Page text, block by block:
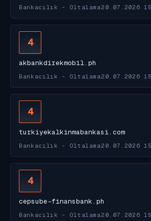
Bankacılık - Oltalama20.07.2026
4
akbankdirekmobil.ph
Bankacılık - Oltalama20.07.2026
4
turkiyekalkinmabankasi.com
Bankacılık - Oltalama20.07.2026
4
cepsube-finansbank.ph
Bankacılık - Oltalama20.07.2026